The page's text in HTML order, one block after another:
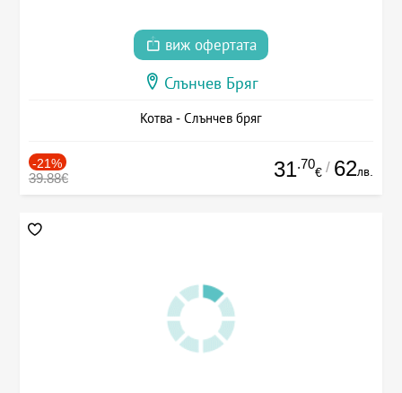
виж офертата
Слънчев Бряг
Котва - Слънчев бряг
-21%
39.88€ 31.70
€ / 62лв.